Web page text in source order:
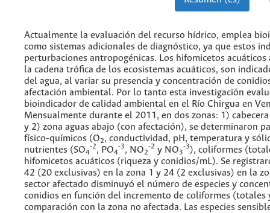
Actualmente la evaluación del recurso hídrico, emplea
como sistemas adicionales de diagnóstico, ya que estos
perturbaciones antropogénicas. Los hifomicetos acuáticos
la cadena trófica de los ecosistemas acuáticos, son
del agua, al variar su presencia y concentración de
afectación ambiental. Por lo tanto esta investigación
bioindicador de calidad ambiental en el Río Chirgua en
Mensualmente durante el 2011, en dos zonas: 1)
y 2) zona aguas abajo (con afectación), se determinaron
físico-químicos (O2, conductividad, pH, temperatura y
nutrientes (SO4
-2, PO4
-3, NO2
-2 y NO3
-3), coliformes
hifomicetos acuáticos (riqueza y conidios/mL). Se
42 (20 exclusivas) en la zona 1 y 24 (2 exclusivas) en la
sector afectado disminuyó el número de especies y
conidios en función del incremento de coliformes (totales
comparación con la zona no afectada. Las especies